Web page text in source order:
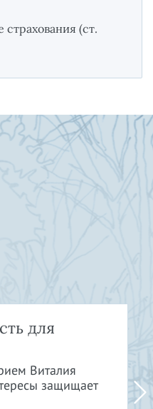
(ст.
для
Виталия
защищает